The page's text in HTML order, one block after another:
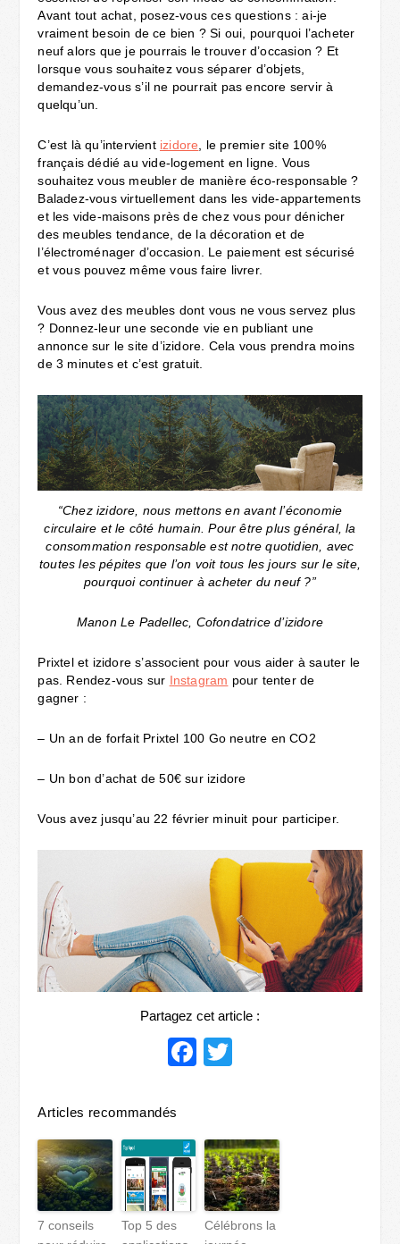
Avant tout achat, posez-vous ces questions : ai-je
vraiment besoin de ce bien ? Si oui, pourquoi l’acheter
neuf alors que je pourrais le trouver d’occasion ? Et
lorsque vous souhaitez vous séparer d’objets,
demandez-vous s’il ne pourrait pas encore servir à
quelqu’un.
C’est là qu’intervient izidore , le premier site 100%
français dédié au vide-logement en ligne. Vous
souhaitez vous meubler de manière éco-responsable ?
Baladez-vous virtuellement dans les vide-appartements
et les vide-maisons près de chez vous pour dénicher
des meubles tendance, de la décoration et de
l’électroménager d’occasion. Le paiement est sécurisé
et vous pouvez même vous faire livrer.
Vous avez des meubles dont vous ne vous servez plus
? Donnez-leur une seconde vie en publiant une
annonce sur le site d’izidore. Cela vous prendra moins
de 3 minutes et c’est gratuit.
“Chez izidore, nous mettons en avant l’économie
circulaire et le côté humain. Pour être plus général, la
consommation responsable est notre quotidien, avec
toutes les pépites que l’on voit tous les jours sur le site,
pourquoi continuer à acheter du neuf ?”
Manon Le Padellec, Cofondatrice d’izidore
Prixtel et izidore s’associent pour vous aider à sauter le
pas. Rendez-vous sur Instagram pour tenter de
gagner :
– Un an de forfait Prixtel 100 Go neutre en CO2
– Un bon d’achat de 50€ sur izidore
Vous avez jusqu’au 22 février minuit pour participer.
Partagez cet article :
Facebook
Articles recommandés
7 conseils
Top 5 des
Célébrons la